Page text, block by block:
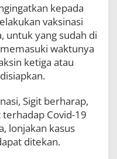
kepada
vaksinasi
untuk yang sudah di
waktunya
ketiga atau
Sigit berharap,
Covid-19
lonjakan kasus
ditekan.